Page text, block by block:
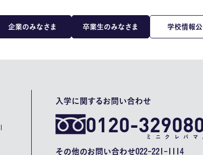
企業のみなさま 卒業生のみなさま 学校情報
入学に関するお問い合わせ
0120-
ミニクレバ
その他のお問い合わせ022-221-1114